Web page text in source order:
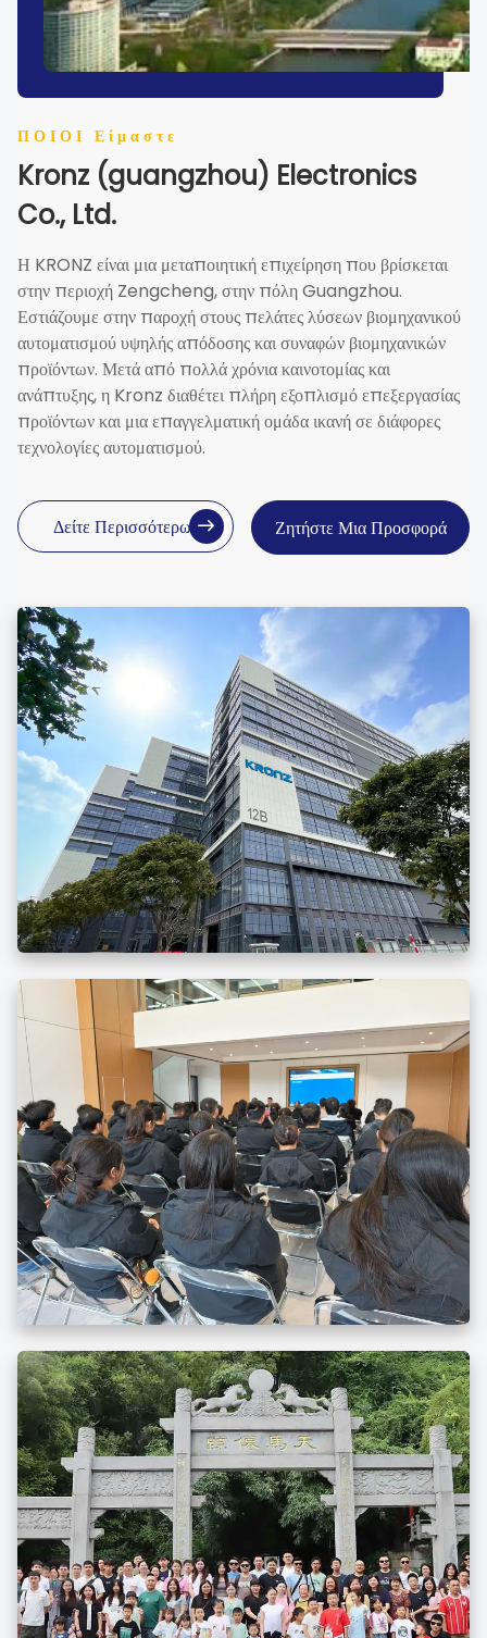
ΠΟΙΟΙ Είμαστε
Kronz (guangzhou) Electronics
Co., Ltd.
Η KRONZ είναι μια μεταποιητική επιχείρηση που βρίσκεται
στην περιοχή Zengcheng, στην πόλη Guangzhou.
Εστιάζουμε στην παροχή στους πελάτες λύσεων βιομηχανικού
αυτοματισμού υψηλής απόδοσης και συναφών βιομηχανικών
προϊόντων. Μετά από πολλά χρόνια καινοτομίας και
ανάπτυξης, η Kronz διαθέτει πλήρη εξοπλισμό επεξεργασίας
προϊόντων και μια επαγγελματική ομάδα ικανή σε διάφορες
τεχνολογίες αυτοματισμού.
Δείτε Περισσότερων Ζητήστε Μια Προσφορά